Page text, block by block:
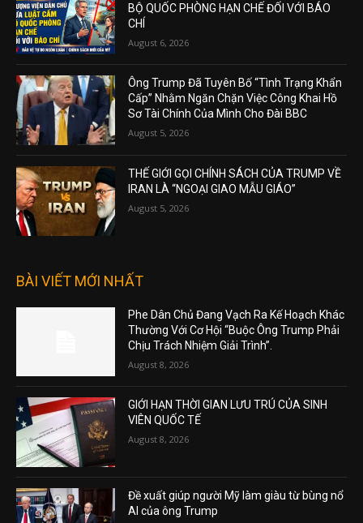
BỘ QUỐC PHÒNG HẠN CHẾ ĐỐI VỚI BÁO
CHÍ
August 6, 2026
Ông Trump Đã Tuyên Bố “Tình Trạng Khẩn
Cấp” Nhằm Ngăn Chặn Việc Công Khai Hồ
Sơ Tài Chính Của Mình Cho Đài BBC
August 5, 2026
THẾ GIỚI GỌI CHÍNH SÁCH CỦA TRUMP VỀ
IRAN LÀ “NGOẠI GIAO MẪU GIÁO”
August 5, 2026
BÀI VIẾT MỚI NHẤT
Phe Dân Chủ Đang Vạch Ra Kế Hoạch Khác
Thường Với Cơ Hội “Buộc Ông Trump Phải
Chịu Trách Nhiệm Giải Trình”.
August 8, 2026
GIỚI HẠN THỜI GIAN LƯU TRÚ CỦA SINH
VIÊN QUỐC TẾ
August 8, 2026
Đề xuất giúp người Mỹ làm giàu từ bùng nổ
AI của ông Trump